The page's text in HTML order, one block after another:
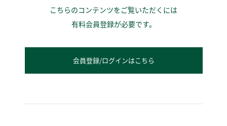
こちらのコンテンツをご覧いただくには
有料会員登録が必要です。
会員登録/ログインはこちら